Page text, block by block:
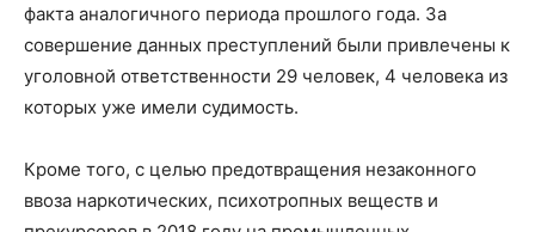
факта аналогичного периода прошлого года. За
совершение данных преступлений были привлечены к
уголовной ответственности 29 человек, 4 человека из
которых уже имели судимость.
Кроме того, с целью предотвращения незаконного
ввоза наркотических, психотропных веществ и